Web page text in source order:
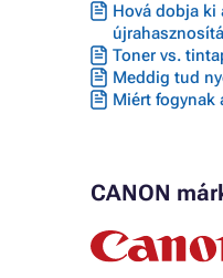
Hová dobja ki
Toner vs.
Meddig tud
Miért fogynak
CANON